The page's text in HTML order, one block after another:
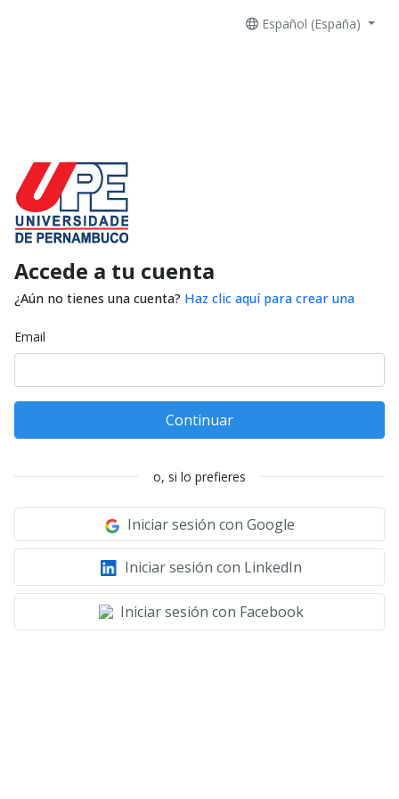
Español (España)
Accede a tu cuenta
¿Aún no tienes una cuenta? Haz clic aquí para crear una
Email
Continuar
o, si lo prefieres
Iniciar sesión con Google
Iniciar sesión con LinkedIn
Iniciar sesión con Facebook